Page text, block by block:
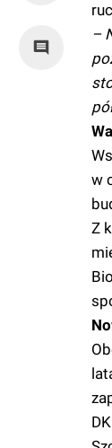
–
w
Z